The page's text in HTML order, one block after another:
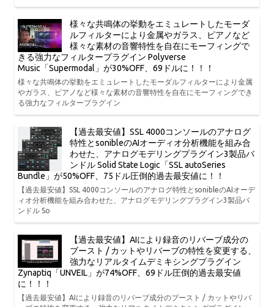
様々な共鳴体の挙動をエミュレートしたモーダ
ルフィルターにより金属やガラス、ピアノなど
様々な素材の音響特性を自在にモーフィングで
きる強力なフィルタープラグイン Polyverse
Music「Supermodal」が30%OFF、69ドルに！！！
様々な共鳴体の挙動をエミュレートしたモーダルフィルターにより金属
やガラス、ピアノなど様々な素材の音響特性を自在にモーフィングでき
る強力なフィルタープラグイン
【過去最安値】SSL 4000コンソールのアナログ
特性とsonibleのAIオーディオ分析機能を組み合
わせた、アナログモデリングプラグイン3製品バ
ンドル Solid State Logic「SSL autoSeries
Bundle」が50%OFF、75ドル圧倒的過去最安値に！！
【過去最安値】SSL 4000コンソールのアナログ特性とsonibleのAIオーデ
ィオ分析機能を組み合わせた、アナログモデリングプラグイン3製品バ
ンドル So
【過去最安値】AIにより録音のリバーブ成分の
ブースト / カットやリバーブの特性を変更する、
強力なリアルタイムデミキシングプラグイン
Zynaptiq「UNVEIL」が74%OFF、69ドル圧倒的過去最安値
に！！！
【過去最安値】AIにより録音のリバーブ成分のブースト / カットやリバ